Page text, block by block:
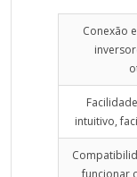
gama de
de energia e
fotovoltaicos,
quanto comerciais.
Itens Inclusos
O kit do Hub 8
Growatt
Hub de
Conexão
intuitivo,
funcionar